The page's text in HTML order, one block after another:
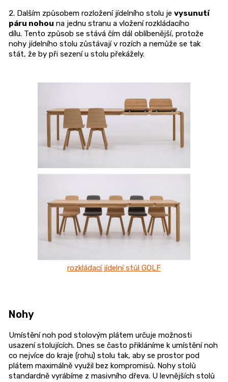
2. Dalším způsobem rozložení jídelního stolu je vysunutí
páru nohou na jednu stranu a vložení rozkládacího
dílu. Tento způsob se stává čím dál oblíbenější, protože
nohy jídelního stolu zůstávají v rozích a nemůže se tak
stát, že by při sezení u stolu překážely.
rozkládací jídelní stůl GOLF
Nohy
Umístění noh pod stolovým plátem určuje možnosti
usazení stolujících. Dnes se často přikláníme k umístění noh
co nejvíce do kraje (rohu) stolu tak, aby se prostor pod
plátem maximálně využil bez kompromisů. Nohy stolů
standardně vyrábíme z masivního dřeva. U levnějších stolů